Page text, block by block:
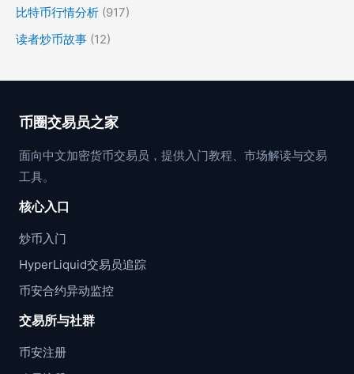
比特币行情分析 (917)
读者炒币故事 (12)
币圈交易员之家
面向中文加密货币交易员，提供入门教程、市场解读与交易
工具。
核心入口
炒币入门
HyperLiquid交易员追踪
币安合约异动监控
交易所与社群
币安注册